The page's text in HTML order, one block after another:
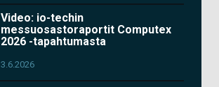
Video: io-techin
messuosastoraportit Computex
2026 -tapahtumasta
3.6.2026